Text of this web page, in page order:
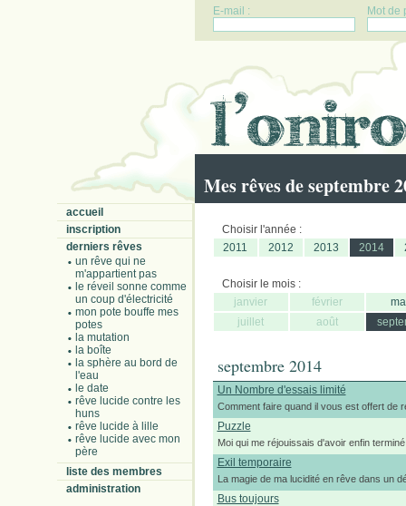
E-mail : Mot de
Mes rêves de septembre
accueil
inscription
derniers rêves
un rêve qui ne
m'appartient pas
le réveil sonne comme
un coup d'électricité
mon pote bouffe mes
potes
la mutation
la boîte
la sphère au bord de
l'eau
le date
rêve lucide contre les
huns
rêve lucide à lille
rêve lucide avec mon
père
liste des membres
administration
Choisir l'année :
2011
2012 2013 2014
Choisir le mois :
janvier
février
juillet
août
septembre 2014
Un Nombre d'essais limité
Comment faire quand il vous est offert de
Puzzle
Moi qui me réjouissais d'avoir enfin
Exil temporaire
La magie de ma lucidité en rêve dans un
Bus toujours